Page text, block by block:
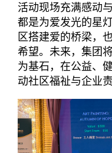
活动现场充满感动
都是为爱发光的星
区搭建爱的桥梁，
希望。未来，集团
为基石，在公益、
动社区福祉与企业责